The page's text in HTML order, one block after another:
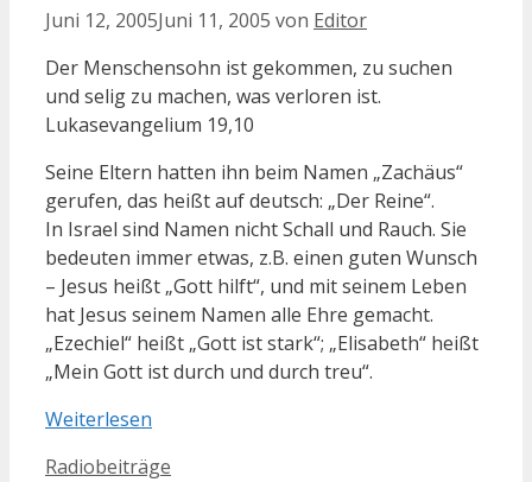
Juni 12, 2005Juni 11, 2005 von Editor
Der Menschensohn ist gekommen, zu suchen
und selig zu machen, was verloren ist.
Lukasevangelium 19,10
Seine Eltern hatten ihn beim Namen „Zachäus“
gerufen, das heißt auf deutsch: „Der Reine“.
In Israel sind Namen nicht Schall und Rauch. Sie
bedeuten immer etwas, z.B. einen guten Wunsch
– Jesus heißt „Gott hilft“, und mit seinem Leben
hat Jesus seinem Namen alle Ehre gemacht.
„Ezechiel“ heißt „Gott ist stark“; „Elisabeth“ heißt
„Mein Gott ist durch und durch treu“.
Weiterlesen
Kategorien
Radiobeiträge